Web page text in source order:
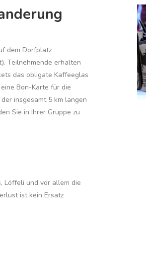
dem Dorfplatz
Teilnehmende erhalten
das obligate Kaffeeglas
Bon-Karte für die
insgesamt 5 km langen
Sie in Ihrer Gruppe zu
Löffeli und vor allem die
ist kein Ersatz